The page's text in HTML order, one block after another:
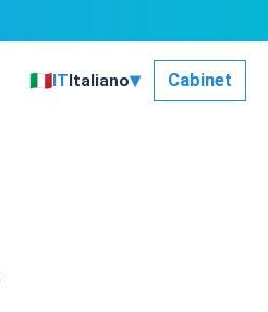
🇮🇹ITItaliano▾ Cabinet